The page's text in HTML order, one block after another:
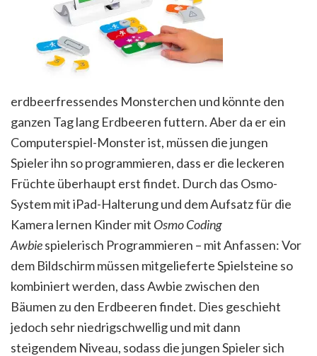
erdbeerfressendes Monsterchen und könnte den
ganzen Tag lang Erdbeeren futtern. Aber da er ein
Computerspiel-Monster ist, müssen die jungen
Spieler ihn so programmieren, dass er die leckeren
Früchte überhaupt erst findet. Durch das Osmo-
System mit iPad-Halterung und dem Aufsatz für die
Kamera lernen Kinder mit Osmo Coding
Awbiespielerisch Programmieren – mit Anfassen: Vor
dem Bildschirm müssen mitgelieferte Spielsteine so
kombiniert werden, dass Awbie zwischen den
Bäumen zu den Erdbeeren findet. Dies geschieht
jedoch sehr niedrigschwellig und mit dann
steigendem Niveau, sodass die jungen Spieler sich